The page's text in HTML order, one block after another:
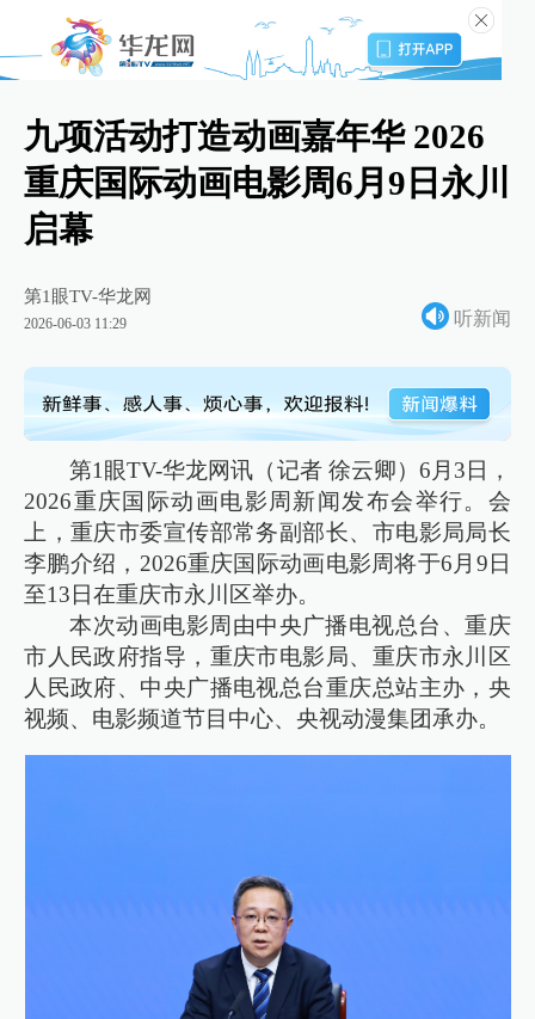
九项活动打造动画嘉年华 2026
重庆国际动画电影周6月9日永川
启幕
第1眼TV-华龙网
2026-06-03 11:29 听新闻
第1眼TV-华龙网讯（记者 徐云卿）6月3日，
2026重庆国际动画电影周新闻发布会举行。会
上，重庆市委宣传部常务副部长、市电影局局长
李鹏介绍，2026重庆国际动画电影周将于6月9日
至13日在重庆市永川区举办。
本次动画电影周由中央广播电视总台、重庆
市人民政府指导，重庆市电影局、重庆市永川区
人民政府、中央广播电视总台重庆总站主办，央
视频、电影频道节目中心、央视动漫集团承办。